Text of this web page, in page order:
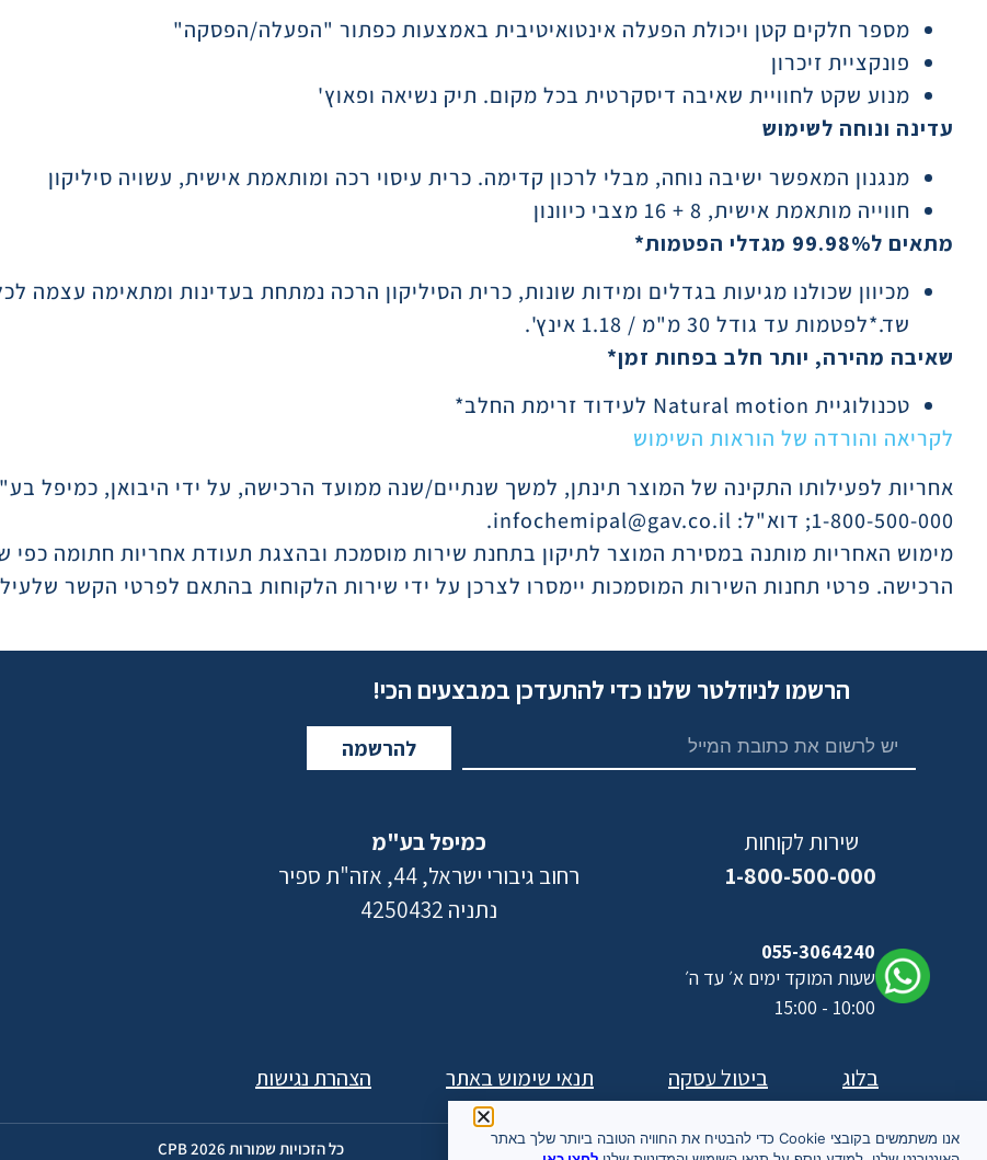
מספר חלקים קטן ויכולת הפעלה אינטואיטיבית באמצעות כפתור "הפעלה/הפסקה"
פונקציית זיכרון
מנוע שקט לחוויית שאיבה דיסקרטית בכל מקום. תיק נשיאה ופאוץ'
עדינה ונוחה לשימוש
מנגנון המאפשר ישיבה נוחה, מבלי לרכון קדימה. כרית עיסוי רכה ומותאמת אישית, עשויה סיליקון
חווייה מותאמת אישית, 8 + 16 מצבי כיוונון
מתאים ל99.98% מגדלי הפטמות*
מכיוון שכולנו מגיעות בגדלים ומידות שונות, כרית הסיליקון הרכה נמתחת בעדינות ומתאימה עצמה
שד.*לפטמות עד גודל 30 מ"מ / 1.18 אינץ'.
שאיבה מהירה, יותר חלב בפחות זמן*
טכנולוגיית Natural motion לעידוד זרימת החלב*
לקריאה והורדה של הוראות השימוש
1-800-500-000; דוא"ל: infochemipal@gav.co.il.
מימוש האחריות מותנה במסירת המוצר לתיקון בתחנת שירות מוסמכת ובהצגת תעודת אחריות חתומה
הרכישה. פרטי תחנות השירות המוסמכות יימסרו לצרכן על ידי שירות הלקוחות בהתאם לפרטי הקשר שלעיל
הרשמו לניוזלטר שלנו כדי להתעדכן במבצעים הכי!
להרשמה
שירות לקוחות
1-800-500-000
055-3064240
שעות המוקד ימים א׳ עד ה׳
10:00 - 15:00
כמיפל בע"מ
רחוב גיבורי ישראל, 44, אזה"ת ספיר
נתניה 4250432
בלוג ביטול עסקה תנאי שימוש באתר הצהרת נגישות
כל הזכויות שמורות 2026 CPB
אנו משתמשים בקובצי Cookie כדי להבטיח את החוויה הטובה ביותר שלך באתר